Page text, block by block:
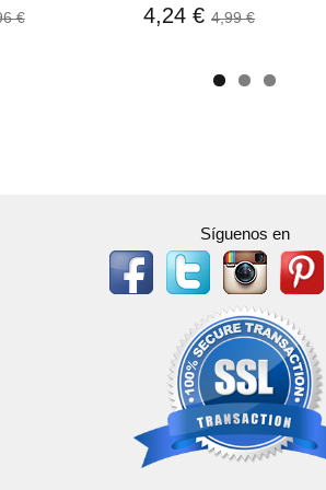
1,20 €
Síguenos en